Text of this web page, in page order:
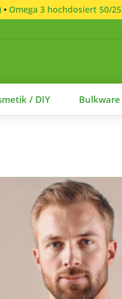
• Omega 3 hochdosiert 50/25
/ DIY Bulkware